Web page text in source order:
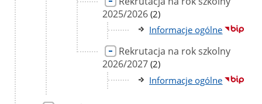
2025/2026 liczba
podstron
(2)
Informacje ogólne
Rekrutacja na rok szkolny
2026/2027 liczba
podstron
(2)
Informacje ogólne